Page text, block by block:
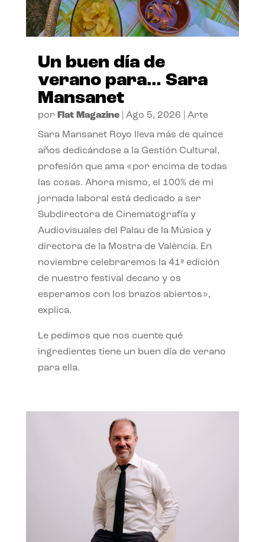
Un buen día de
verano para… Sara
Mansanet
por Flat Magazine| Ago 5, 2026 Arte
Sara Mansanet Royo lleva más de quince
años dedicándose a la Gestión Cultural,
profesión que ama «por encima de todas
las cosas. Ahora mismo, el 100% de mi
jornada laboral está dedicado a ser
Subdirectora de Cinematografía y
Audiovisuales del Palau de la Música y
directora de la Mostra de València. En
noviembre celebraremos la 41ª edición
de nuestro festival decano y os
esperamos con los brazos abiertos»,
explica.
Le pedimos que nos cuente qué
ingredientes tiene un buen día de verano
para ella.